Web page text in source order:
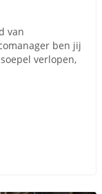
van
ben jij
verlopen,